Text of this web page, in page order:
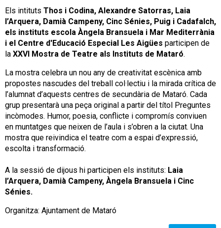
Els intituts Thos i Codina, Alexandre Satorras, Laia
l’Arquera, Damià Campeny, Cinc Sénies, Puig i Cadafalch,
els instituts escola Àngela Bransuela i Mar Mediterrània
i el Centre d'Educació Especial Les Aigües participen de
la XXVI Mostra de Teatre als Instituts de Mataró.
La mostra celebra un nou any de creativitat escènica amb
propostes nascudes del treball col·lectiu i la mirada crítica de
l’alumnat d’aquests centres de secundària de Mataró. Cada
grup presentarà una peça original a partir del títol Preguntes
incòmodes. Humor, poesia, conflicte i compromís conviuen
en muntatges que neixen de l’aula i s’obren a la ciutat. Una
mostra que reivindica el teatre com a espai d’expressió,
escolta i transformació.
A la sessió de dijous hi participen els instituts: Laia
l’Arquera, Damià Campeny, Àngela Bransuela i Cinc
Sénies.
Organitza: Ajuntament de Mataró